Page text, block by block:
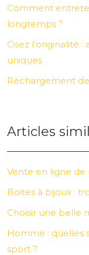
Comment
longtemps ?
Osez l’originalité
uniques
Rechargement
Articles
Vente en ligne
Boites à bijoux :
Choisir une belle
Homme : quelles
sport ?